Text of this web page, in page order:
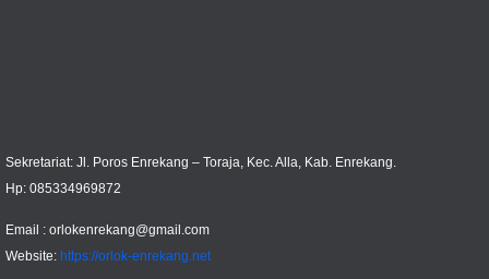
Sekretariat: Jl. Poros Enrekang – Toraja, Kec. Alla, Kab. Enrekang.
Hp: 085334969872
Email : orlokenrekang@gmail.com
Website: https://orlok-enrekang.net